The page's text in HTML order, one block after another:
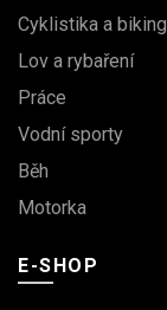
Cyklistika a biking
Lov a rybaření
Práce
Vodní sporty
Běh
Motorka
E-SHOP